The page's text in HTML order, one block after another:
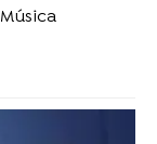
Música